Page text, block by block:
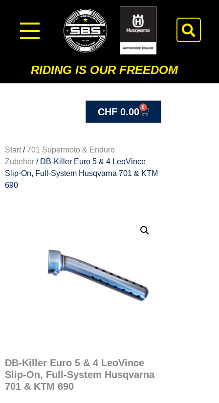
RIDING IS OUR FREEDOM
CHF 0.00 0
Start / 701 Supermoto & Enduro
Zubehör / DB-Killer Euro 5 & 4 LeoVince
Slip-On, Full-System Husqvarna 701 & KTM
690
DB-Killer Euro 5 & 4 LeoVince
Slip-On, Full-System Husqvarna
701 & KTM 690